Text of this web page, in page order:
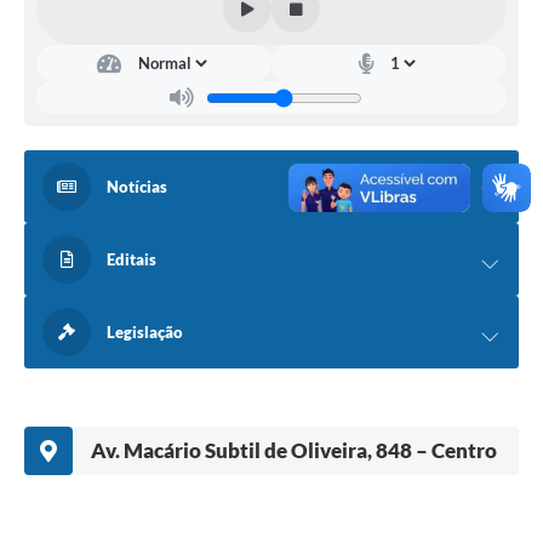
Notícias
Editais
Legislação
Av. Macário Subtil de Oliveira, 848 – Centro